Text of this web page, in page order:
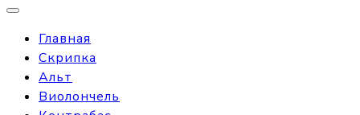
Главная
Скрипка
Альт
Виолончель